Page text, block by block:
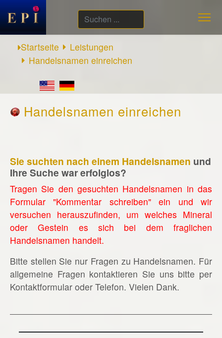
Suchen
...
Startseite
Leistungen
Handelsnamen einreichen
Handelsnamen einreichen
Sie suchten nach einem Handelsnamen und
Ihre Suche war erfolglos?
Tragen Sie den gesuchten Handelsnamen in das
Formular "Kommentar schreiben" ein und wir
versuchen herauszufinden, um welches Mineral
oder Gestein es sich bei dem fraglichen
Handelsnamen handelt.
Bitte stellen Sie nur Fragen zu Handelsnamen. Für
allgemeine Fragen kontaktieren Sie uns bitte per
Kontaktformular oder Telefon. Vielen Dank.